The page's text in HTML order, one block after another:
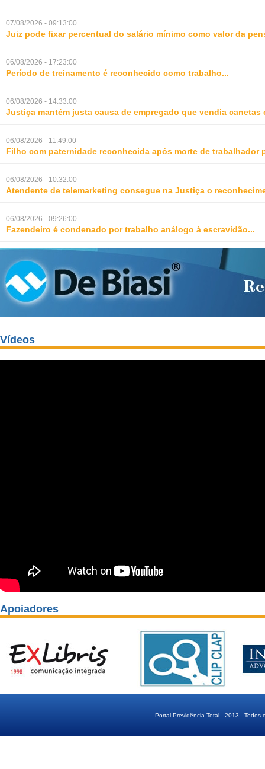
07/08/2026 - 09:13:00
Juiz pode fixar percentual do salário mínimo como valor da
06/08/2026 - 17:23:00
Período de treinamento é reconhecido como trabalho...
06/08/2026 - 14:33:00
Justiça mantém justa causa de empregado que vendia canetas
06/08/2026 - 11:49:00
Filho com paternidade reconhecida após morte de trabalhador
06/08/2026 - 10:32:00
Atendente de telemarketing consegue na Justiça o
06/08/2026 - 09:26:00
Fazendeiro é condenado por trabalho análogo à escravidão...
Vídeos
Apoiadores
Portal Previdência Total - 2013 - Todos